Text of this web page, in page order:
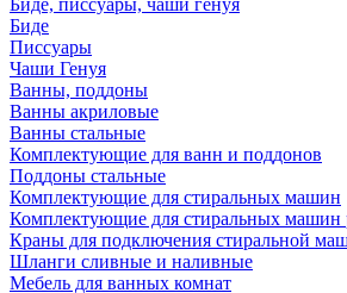
Биде, писсуары, чаши генуя
Биде
Писсуары
Чаши Генуя
Ванны, поддоны
Ванны акриловые
Ванны стальные
Комплектующие для ванн и поддонов
Поддоны стальные
Комплектующие для стиральных машин
Комплектующие для стиральных машин
Краны для подключения стиральной
Шланги сливные и наливные
Мебель для ванных комнат